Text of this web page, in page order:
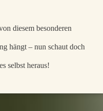
diesem besonderen
hängt – nun schaut doch
selbst heraus!